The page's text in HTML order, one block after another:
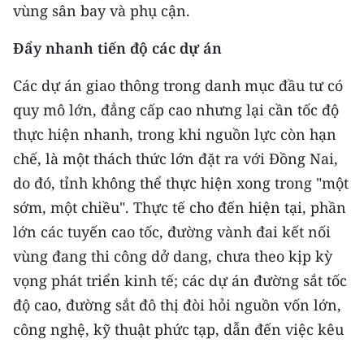
vùng sân bay và phụ cận.
Đẩy nhanh tiến độ các dự án
Các dự án giao thông trong danh mục đầu tư có
quy mô lớn, đẳng cấp cao nhưng lại cần tốc độ
thực hiện nhanh, trong khi nguồn lực còn hạn
chế, là một thách thức lớn đặt ra với Đồng Nai,
do đó, tỉnh không thể thực hiện xong trong "một
sớm, một chiều". Thực tế cho đến hiện tại, phần
lớn các tuyến cao tốc, đường vành đai kết nối
vùng đang thi công dở dang, chưa theo kịp kỳ
vọng phát triển kinh tế; các dự án đường sắt tốc
độ cao, đường sắt đô thị đòi hỏi nguồn vốn lớn,
công nghệ, kỹ thuật phức tạp, dẫn đến việc kêu